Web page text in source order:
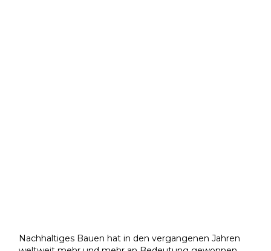
Nachhaltiges Bauen hat in den vergangenen Jahren